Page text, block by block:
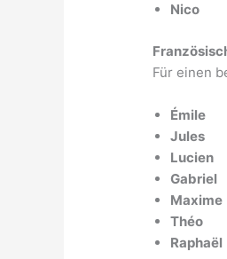
Nico
Für einen
Émile
Jules
Lucien
Gabriel
Maxime
Théo
Raphaël